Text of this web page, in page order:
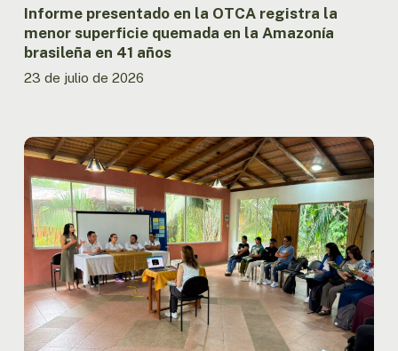
brasileña
en
41
Informe presentado en la OTCA registra la
menor superficie quemada en la Amazonía
brasileña en 41 años
23 de julio de 2026
Ecuador
fortalece
la
articulación
nacional
del
MAPI
con
encuentro
entre
Gobierno